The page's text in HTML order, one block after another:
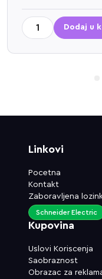
Dodaj u
Linkovi
Pocetna
Kontakt
Zaboravljena
Kupovina
Uslovi Koriscenja
Saobraznost
Obrazac za
Schneider Electric